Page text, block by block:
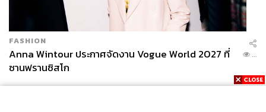
FASHION
Anna Wintour ประกาศจัดงาน Vogue World 2027 ที่
ซานฟรานซิสโก
...